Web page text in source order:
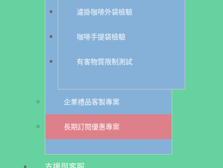
濾掛咖啡外袋檢驗
咖啡手提袋檢驗
有害物質限制測試
企業禮品客製專案
長期訂閱優惠專案